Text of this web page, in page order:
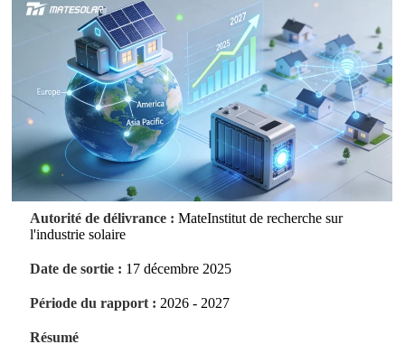
Autorité de délivrance : MateInstitut de recherche sur
l'industrie solaire
Date de sortie : 17 décembre 2025
Période du rapport : 2026 - 2027
Résumé